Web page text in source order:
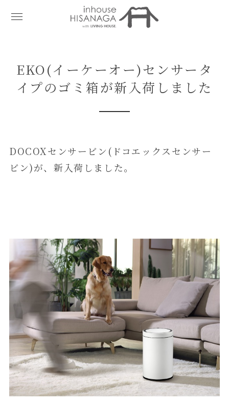
EKO(イーケーオー)センサータ
イプのゴミ箱が新入荷しました
DOCOXセンサービン(ドコエックスセンサー
ビン)が、新入荷しました。